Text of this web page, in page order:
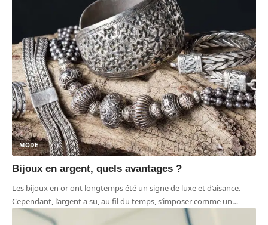
MODE
Bijoux en argent, quels avantages ?
Les bijoux en or ont longtemps été un signe de luxe et d’aisance.
Cependant, l’argent a su, au fil du temps, s’imposer comme un…